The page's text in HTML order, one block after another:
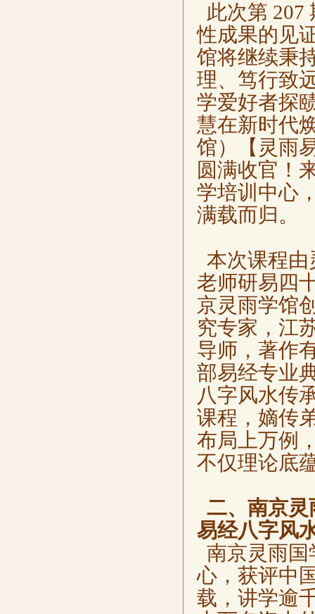
此次第 207
性成果的见
馆将继续秉
理、笃行致
学爱好者探
慧在新时代
馆）【灵雨
圆满收官！
学培训中心
满载而归。
本次课程
老师研易四
京灵雨学馆
究专家，江
导师，著作
部易经专业
八字风水传
课程，嫡传
布局上万例
不仅理论底
二、南京
易经八字风
南京灵雨
心，获评中
载，讲学逾